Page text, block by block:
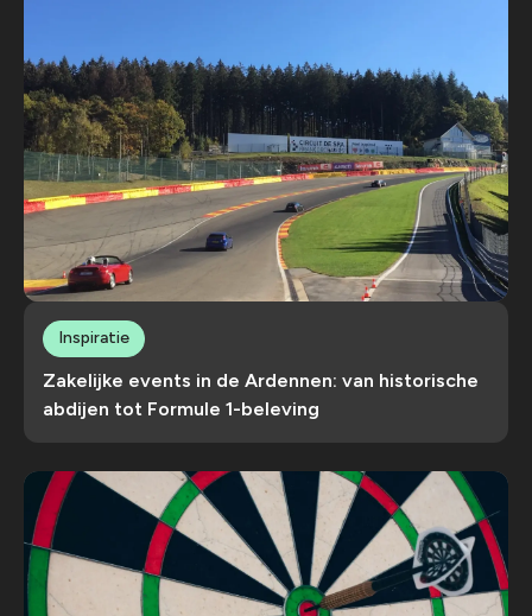
Zakelijke events in de Ardennen: van historische
abdijen tot Formule 1-beleving
Inspiratie